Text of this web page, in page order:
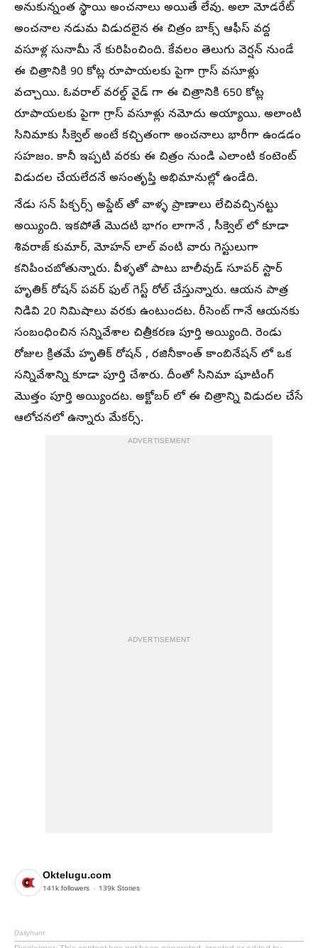
అనుకున్నంత స్థాయి అంచనాలు అయితే లేవు. అలా మోడరేట్
అంచనాల నడుమ విడుదలైన ఈ చిత్రం బాక్స్ ఆఫీస్ వద్ద
వసూళ్ల సునామీ నే కురిపించింది. కేవలం తెలుగు వెర్షన్ నుండే
ఈ చిత్రానికి 90 కోట్ల రూపాయలకు పైగా గ్రాస్ వసూళ్లు
వచ్చాయి. ఓవరాల్ వరల్డ్ వైడ్ గా ఈ చిత్రానికి 650 కోట్ల
రూపాయలకు పైగా గ్రాస్ వసూళ్లు నమోదు అయ్యాయి. అలాంటి
సినిమాకు సీక్వెల్ అంటే కచ్చితంగా అంచనాలు భారీగా ఉండడం
సహజం. కానీ ఇప్పటి వరకు ఈ చిత్రం నుండి ఎలాంటి కంటెంట్
విడుదల చేయలేదనే అసంతృప్తి అభిమానుల్లో ఉండేది.
నేడు సన్ పిక్చర్స్ అప్డేట్ తో వాళ్ళ ప్రాణాలు లేచివచ్చినట్టు
అయ్యింది. ఇకపోతే మొదటి భాగం లాగానే , సీక్వెల్ లో కూడా
శివరాజ్ కుమార్, మోహన్ లాల్ వంటి వారు గెస్టులుగా
కనిపించబోతున్నారు. వీళ్ళతో పాటు బాలీవుడ్ సూపర్ స్టార్
హృతిక్ రోషన్ పవర్ ఫుల్ గెస్ట్ రోల్ చేస్తున్నారు. ఆయన పాత్ర
నిడివి 20 నిమిషాలు వరకు ఉంటుందట. రీసెంట్ గానే ఆయనకు
సంబంధించిన సన్నివేశాల చిత్రీకరణ పూర్తి అయ్యింది. రెండు
రోజుల క్రితమే హృతిక్ రోషన్ , రజినీకాంత్ కాంబినేషన్ లో ఒక
సన్నివేశాన్ని కూడా పూర్తి చేశారు. దీంతో సినిమా షూటింగ్
మొత్తం పూర్తి అయ్యిందట. అక్టోబర్ లో ఈ చిత్రాన్ని విడుదల చేసే
ఆలోచనలో ఉన్నారు మేకర్స్.
ADVERTISEMENT
ADVERTISEMENT
Oktelugu.com
141k followers 139k Stories
Dailyhunt